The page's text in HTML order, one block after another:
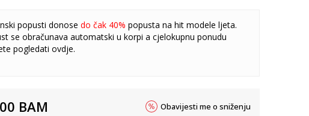
popusti donose do čak 40% popusta na hit modele ljeta.
se obračunava automatski u korpi a cjelokupnu ponudu
pogledati ovdje.
BAM Obavijesti me o sniženju